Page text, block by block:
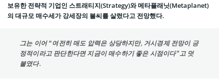
보유한 전략적 기업인 스트래티지(Strategy)와 메타플래닛(Metaplanet)
의 대규모 매수세가 강세장의 불씨를 살렸다고 전망했다.
그는 이어 “여전히 매도 압력은 상당하지만, 거시경제 전망이 긍
정적이라고 판단한다면 지금이 매수하기 좋은 시점이다”고 덧
붙였다.